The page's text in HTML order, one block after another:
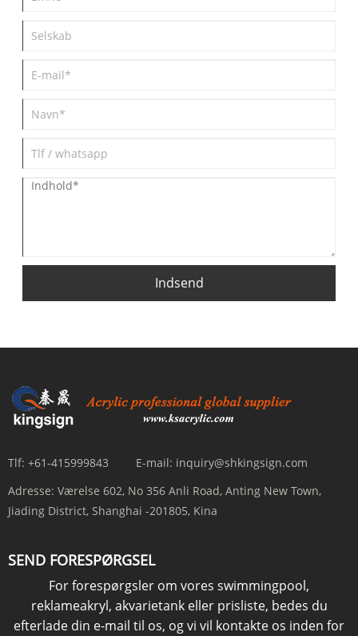
Indsend
Tlf: +61-415999843 E-mail: inquiry@shkingsign.com
Adresse: Værelse 602, No 356 Anli Road, Anting New Town,
Jiading District, Shanghai -201805, Kina
SEND FORESPØRGSEL
For forespørgsler om vores swimmingpool,
reklameakryl, akvarietank eller prisliste, bedes du
efterlade din e-mail til os, og vi vil kontakte os inden for